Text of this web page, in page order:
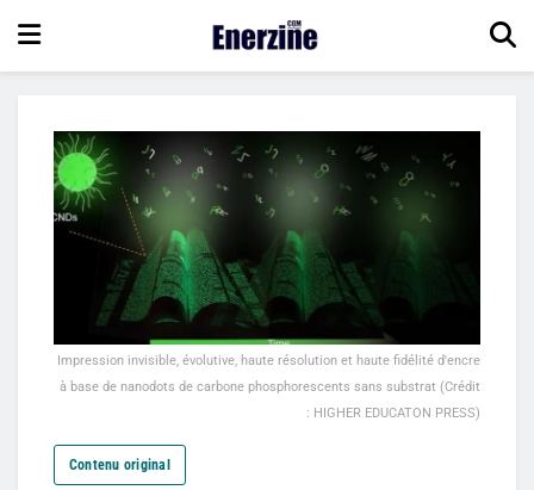
Impression invisible, évolutive, haute résolution et haute fidélité d'encre
à base de nanodots de carbone phosphorescents sans substrat (Crédit
: HIGHER EDUCATON PRESS)
Contenu original